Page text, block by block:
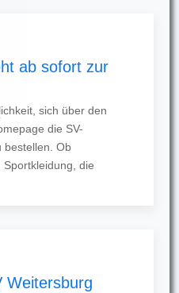
ab sofort zur
sich über den
die SV-
bestellen. Ob
Sportkleidung, die
Weitersburg